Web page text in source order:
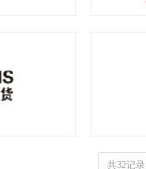
共32记录